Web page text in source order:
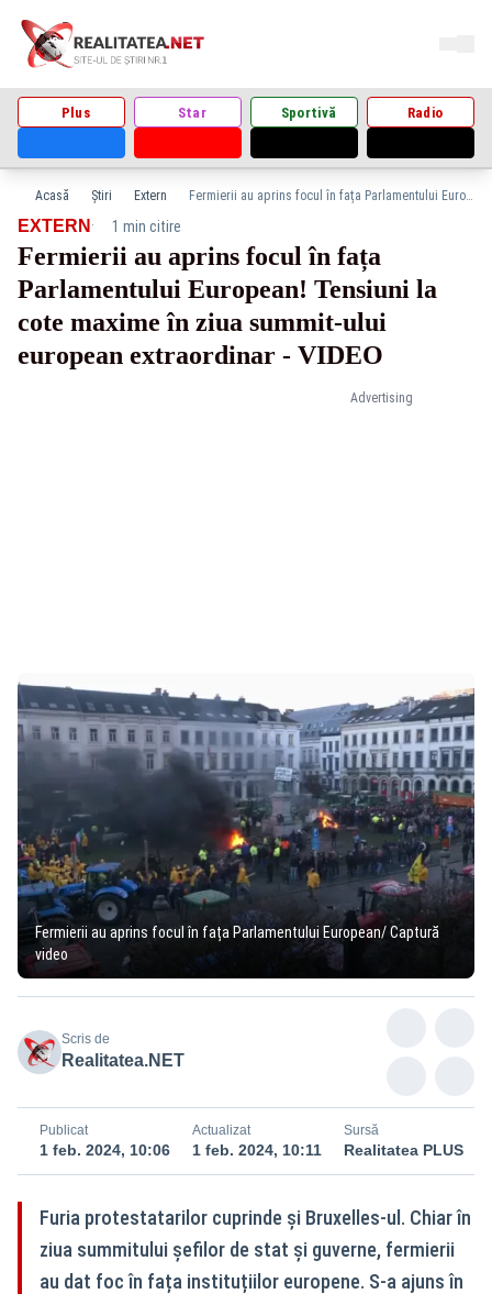
Plus Star Sportivă Radio
Acasă Știri Extern Fermierii au aprins focul în fața Parlamentului European! Tensiuni la cote maxime în ziua summit-ului european extraordinar - VIDEO
Advertising
EXTERN · 1 min citire
Fermierii au aprins focul în fața
Parlamentului European! Tensiuni la
cote maxime în ziua summit-ului
european extraordinar - VIDEO
Fermierii au aprins focul în fața Parlamentului European/ Captură
video
Scris de
Realitatea.NET
Publicat
1 feb. 2024, 10:06
Actualizat
1 feb. 2024, 10:11
Sursă
Realitatea PLUS
Furia protestatarilor cuprinde și Bruxelles-ul. Chiar în
ziua summitului șefilor de stat și guverne, fermierii
au dat foc în fața instituțiilor europene. S-a ajuns în